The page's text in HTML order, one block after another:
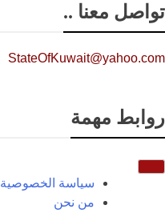
تواصل معنا ..
StateOfKuwait@yahoo.com
روابط مهمة
سياسة الخصوصية
من نحن